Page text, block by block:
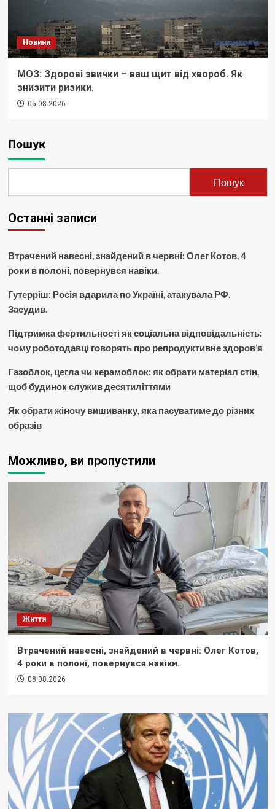
Новини
МОЗ: Здорові звички – ваш щит від хвороб. Як
знизити ризики.
05.08.2026
Пошук
Пошук
Останні записи
Втрачений навесні, знайдений в червні: Олег Котов, 4
роки в полоні, повернувся навіки.
Гутерріш: Росія вдарила по Україні, атакувала РФ.
Засудив.
Підтримка фертильності як соціальна відповідальність:
чому роботодавці говорять про репродуктивне здоров’я
Газоблок, цегла чи керамоблок: як обрати матеріал стін,
щоб будинок служив десятиліттями
Як обрати жіночу вишиванку, яка пасуватиме до різних
образів
Можливо, ви пропустили
Життя
Втрачений навесні, знайдений в червні: Олег Котов,
4 роки в полоні, повернувся навіки.
08.08.2026